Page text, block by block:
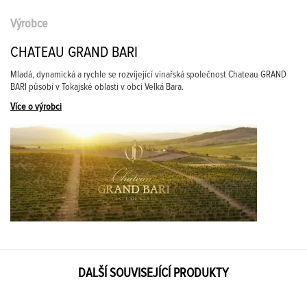
Výrobce
CHATEAU GRAND BARI
Mladá, dynamická a rychle se rozvíjející vinařská společnost Chateau GRAND
BARI působí v Tokajské oblasti v obci Velká Bara.
Více o výrobci
DALŠÍ SOUVISEJÍCÍ PRODUKTY